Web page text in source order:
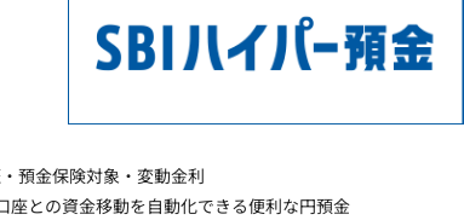
預金保険対象・変動金利
座との資金移動を自動化できる便利な円預金